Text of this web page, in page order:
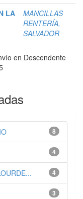
LA
MANCILLAS
RENTERÍA,
SALVADOR
en Descendente
8
4
4
3